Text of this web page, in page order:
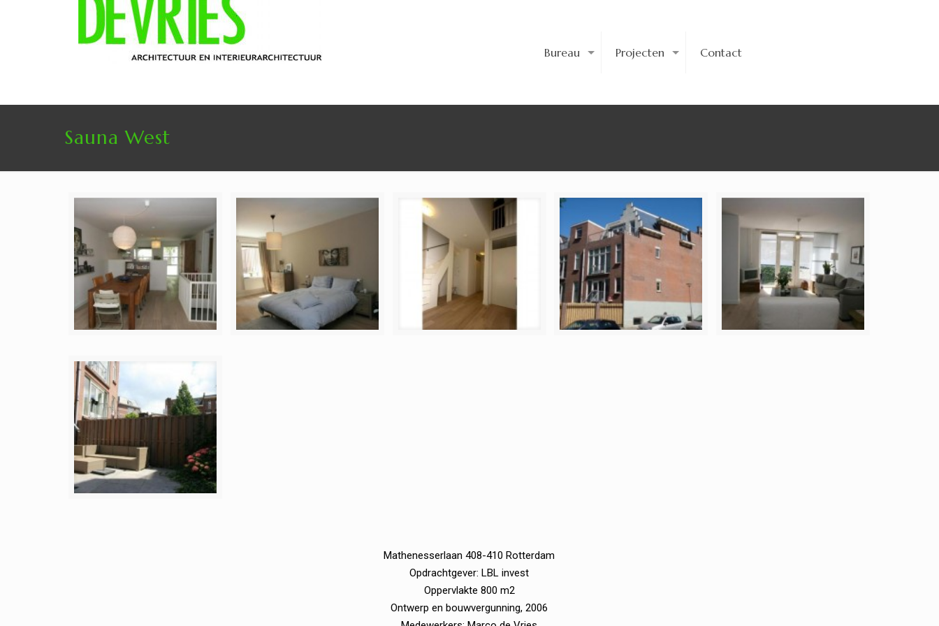
Bureau Projecten Contact
Sauna West
Mathenesserlaan 408-410 Rotterdam
Opdrachtgever: LBL invest
Oppervlakte 800 m2
Ontwerp en bouwvergunning, 2006